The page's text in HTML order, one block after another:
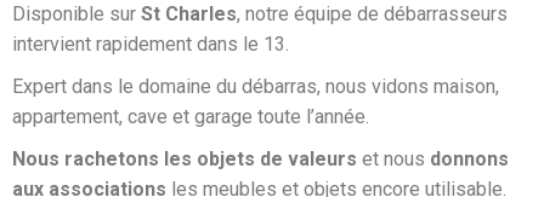
Disponible sur St Charles, notre équipe de débarrasseurs
intervient rapidement dans le 13.
Expert dans le domaine du débarras, nous vidons maison,
appartement, cave et garage toute l’année.
Nous rachetons les objets de valeurs et nous donnons
aux associations les meubles et objets encore utilisable.